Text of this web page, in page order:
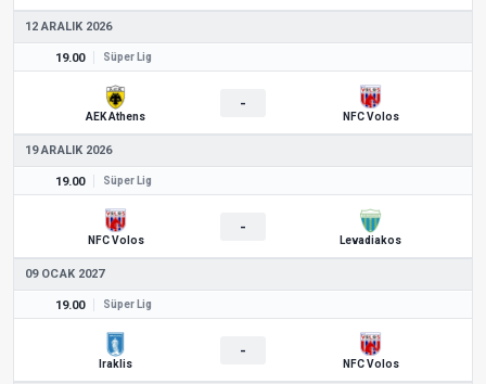
12 ARALIK 2026
19.00 Süper Lig
AEK Athens
-
NFC Volos
19 ARALIK 2026
19.00 Süper Lig
NFC Volos
-
Levadiakos
09 OCAK 2027
19.00 Süper Lig
Iraklis
-
NFC Volos